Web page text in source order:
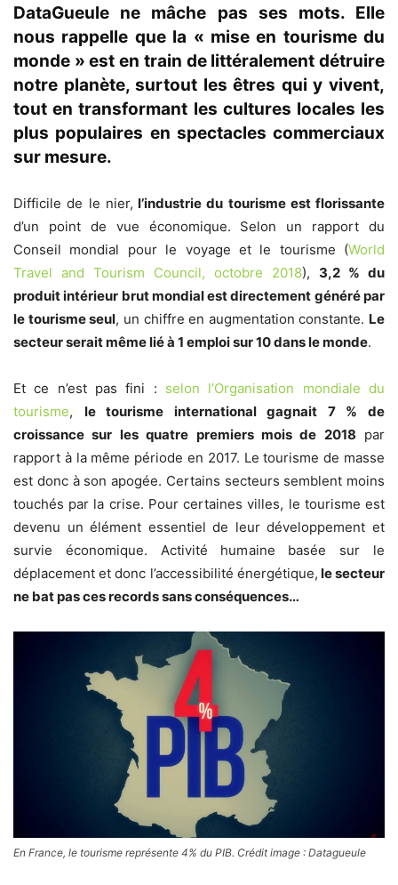
DataGueule ne mâche pas ses mots. Elle
nous rappelle que la « mise en tourisme du
monde » est en train de littéralement détruire
notre planète, surtout les êtres qui y vivent,
tout en transformant les cultures locales les
plus populaires en spectacles commerciaux
sur mesure.
Difficile de le nier, l’industrie du tourisme est florissante
d’un point de vue économique. Selon un rapport du
Conseil mondial pour le voyage et le tourisme (World
Travel and Tourism Council, octobre 2018), 3,2 % du
produit intérieur brut mondial est directement généré par
le tourisme seul, un chiffre en augmentation constante. Le
secteur serait même lié à 1 emploi sur 10 dans le monde.
Et ce n’est pas fini : selon l’Organisation mondiale du
tourisme, le tourisme international gagnait 7 % de
croissance sur les quatre premiers mois de 2018 par
rapport à la même période en 2017. Le tourisme de masse
est donc à son apogée. Certains secteurs semblent moins
touchés par la crise. Pour certaines villes, le tourisme est
devenu un élément essentiel de leur développement et
survie économique. Activité humaine basée sur le
déplacement et donc l’accessibilité énergétique, le secteur
ne bat pas ces records sans conséquences…
En France, le tourisme représente 4% du PIB. Crédit image : Datagueule